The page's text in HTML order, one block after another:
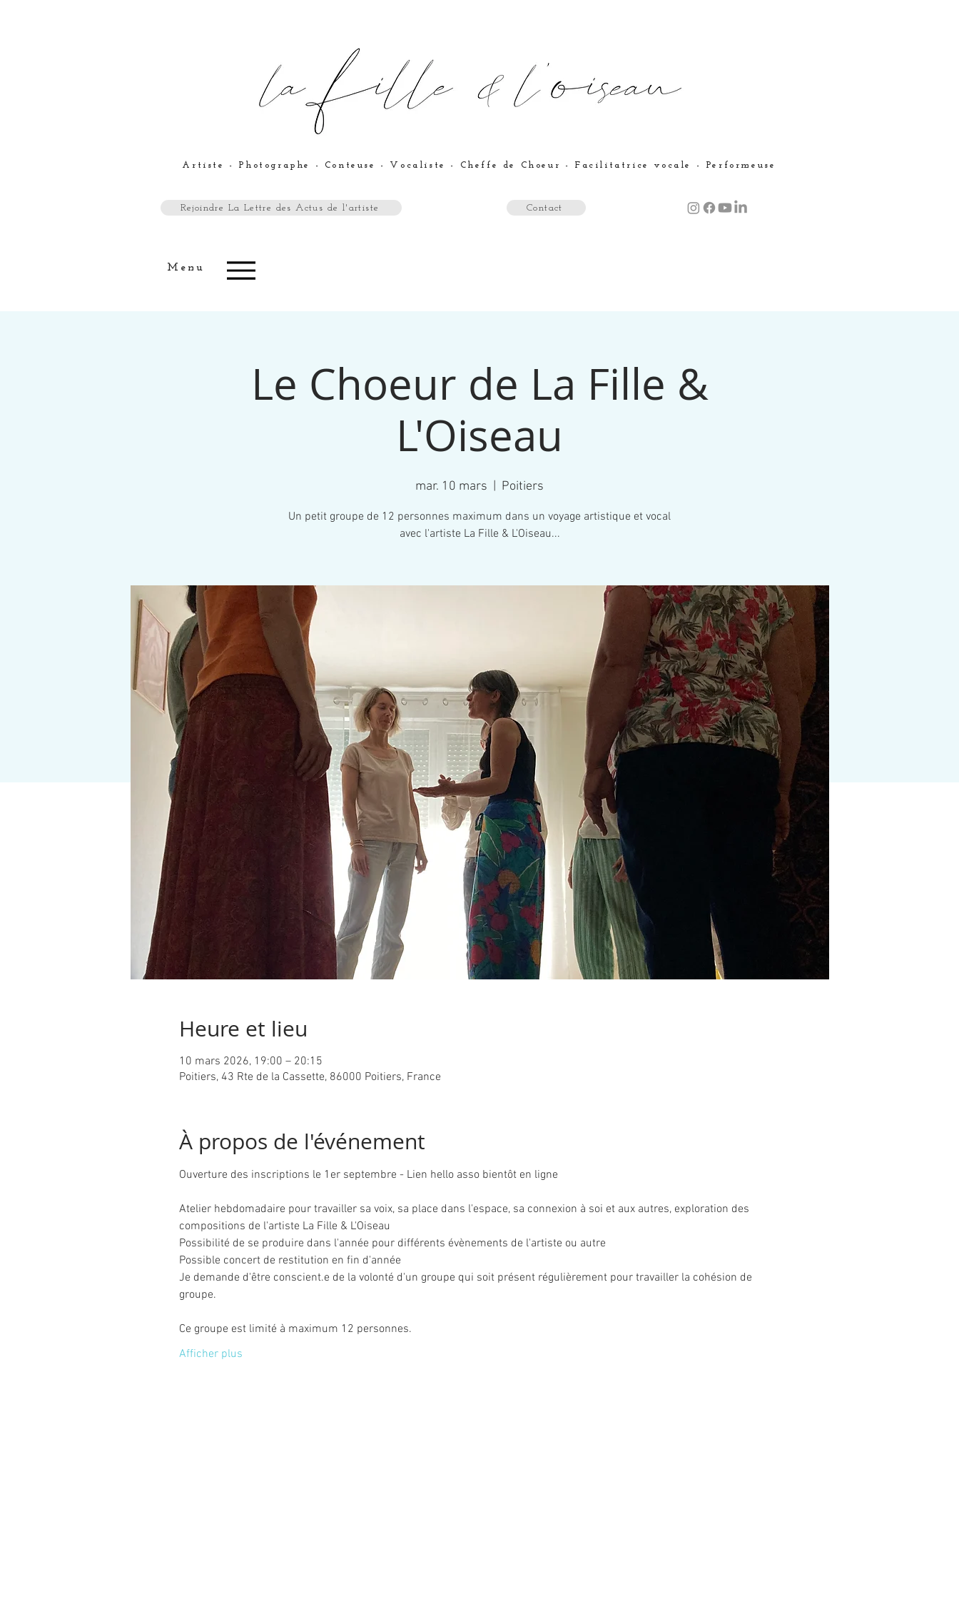
Artiste - Photographe - Conteuse - Vocaliste - Cheffe de Choeur - Facilitatrice vocale - Performeuse
Rejoindre La Lettre des Actus de l'artiste Contact
Menu
Le Choeur de La Fille &
L'Oiseau
mar. 10 mars Poitiers
Un petit groupe de 12 personnes maximum dans un voyage artistique et vocal
avec l'artiste La Fille & L'Oiseau...
Heure et lieu
10 mars 2026, 19:00 – 20:15
Poitiers, 43 Rte de la Cassette, 86000 Poitiers, France
À propos de l'événement
Ouverture des inscriptions le 1er septembre - Lien hello asso bientôt en ligne
Atelier hebdomadaire pour travailler sa voix, sa place dans l'espace, sa connexion à soi et aux autres, exploration des
compositions de l'artiste La Fille & L'Oiseau
Possibilité de se produire dans l'année pour différents évènements de l'artiste ou autre
Possible concert de restitution en fin d'année
Je demande d'être conscient.e de la volonté d'un groupe qui soit présent régulièrement pour travailler la cohésion de
groupe.
Ce groupe est limité à maximum 12 personnes.
Afficher plus